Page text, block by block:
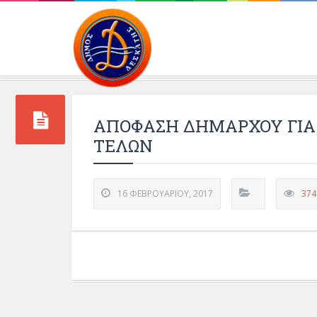
ΑΠΟΦΑΣΗ ΔΗΜΑΡΧΟΥ
ΤΕΛΩΝ
16 ΦΕΒΡΟΥΑΡΊΟΥ, 2017 374